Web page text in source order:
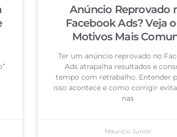
Anúncio Reprovado
Facebook Ads? Veja
Motivos Mais
Ter um anúncio reprovado no
Ads atrapalha resultados e
tempo com retrabalho. Entender
isso acontece e como corrigir
nas
Mauricio Junior